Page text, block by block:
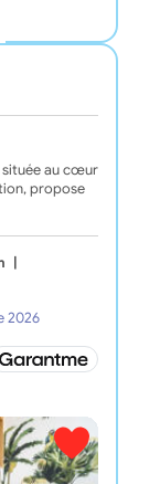
située au cœur
propose
2026